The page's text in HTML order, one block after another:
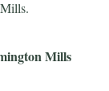
Mills